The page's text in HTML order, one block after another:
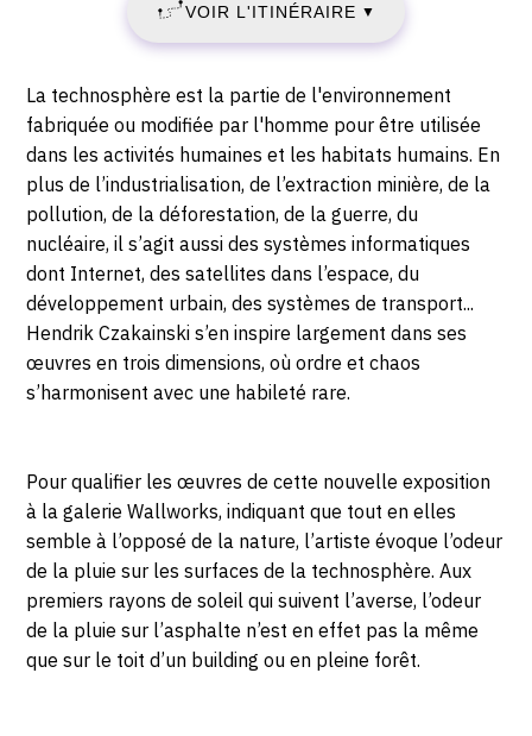
2023
-
SAMEDI
22
AVRIL
2023
Martel,
75010
Paris
VOIR L'ITINÉRAIRE ▼
Description,
horaires...
La technosphère est la partie de l'environnement
fabriquée ou modifiée par l'homme pour être utilisée
dans les activités humaines et les habitats humains. En
plus de l’industrialisation, de l’extraction minière, de la
pollution, de la déforestation, de la guerre, du
nucléaire, il s’agit aussi des systèmes informatiques
dont Internet, des satellites dans l’espace, du
développement urbain, des systèmes de transport...
Hendrik Czakainski s’en inspire largement dans ses
œuvres en trois dimensions, où ordre et chaos
s’harmonisent avec une habileté rare.
Pour qualifier les œuvres de cette nouvelle exposition
à la galerie Wallworks, indiquant que tout en elles
semble à l’opposé de la nature, l’artiste évoque l’odeur
de la pluie sur les surfaces de la technosphère. Aux
premiers rayons de soleil qui suivent l’averse, l’odeur
de la pluie sur l’asphalte n’est en effet pas la même
que sur le toit d’un building ou en pleine forêt.